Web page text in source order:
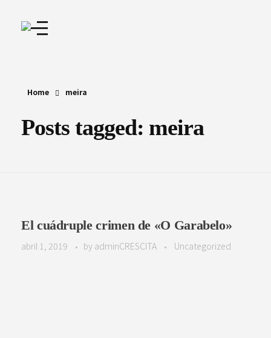
Home meira
Posts tagged: meira
El cuádruple crimen de «O Garabelo»
abril 1, 2019 by adminCRESCITA Uncategorized